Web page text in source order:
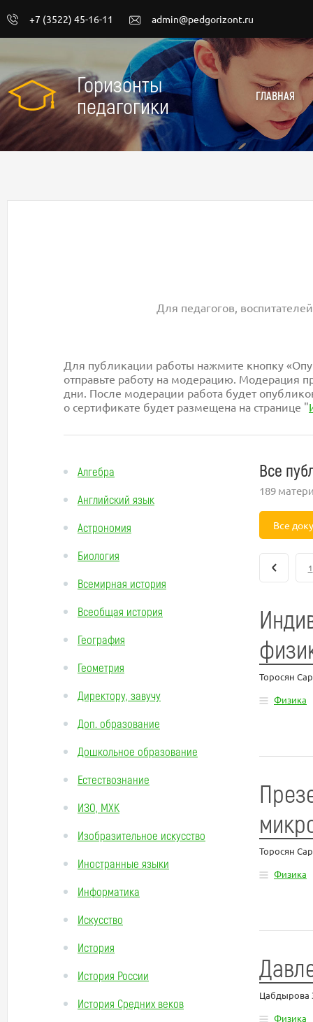
+7 (3522) 45-16-11 admin@pedgorizont.ru
Горизонты
педагогики
ГЛАВНАЯ
Для педагогов,
Для публикации работы нажмите кнопку
отправьте работу на модерацию. Модерация
дни. После модерации работа будет
о сертификате будет размещена на странице "
Алгебра
Английский язык
Астрономия
Биология
Всемирная история
Всеобщая история
География
Геометрия
Директору, завучу
Доп. образование
Дошкольное образование
Естествознание
ИЗО, МХК
Изобразительное искусство
Иностранные языки
Информатика
Искусство
История
История России
История Средних веков
Все
189
Все
1
Торосян
Физика
Торосян
Физика
Цабдырова
Физика